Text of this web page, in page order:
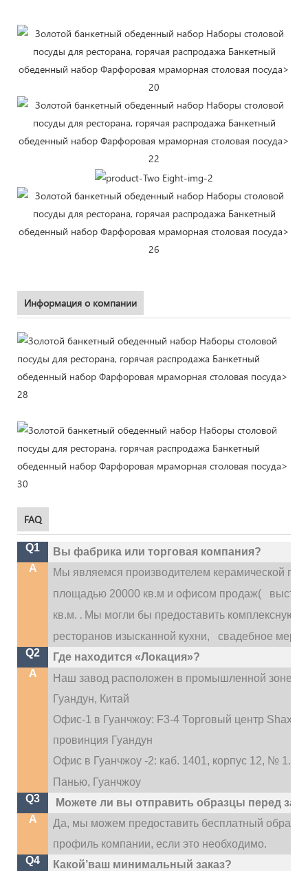
Информация о компании
FAQ
Q1
Вы фабрика или торговая компания?
A
Мы являемся производителем керамической
площадью 20000 кв.м и офисом продаж(
кв.м. . Мы могли бы предоставить комплексную
ресторанов изысканной кухни,
свадебное
Q2
Где находится «Локация»?
A
Наш завод расположен в промышленной зоне
Гуандун, Китай
Офис-1 в Гуанчжоу: F3-4 Торговый центр Shaxi
провинция Гуандун
Офис в Гуанчжоу -2: каб. 1401, корпус 12, № 1.
Панью, Гуанчжоу
Q3
Можете ли вы отправить образцы перед
A
Да, мы можем предоставить бесплатный
профиль компании, если это необходимо.
Q4
Какой’ваш минимальный заказ?